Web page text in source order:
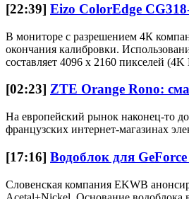
[22:39] Eizo ColorEdge
В мониторе с разрешением 4К
окончания калибровки.
составляет 4096 х 2160 пикселей
[02:23] ZTE Orange Rono:
На европейский рынок наконец-то
французских интернет-магазинах
[17:16] Водоблок для
Словенская компания EKWB